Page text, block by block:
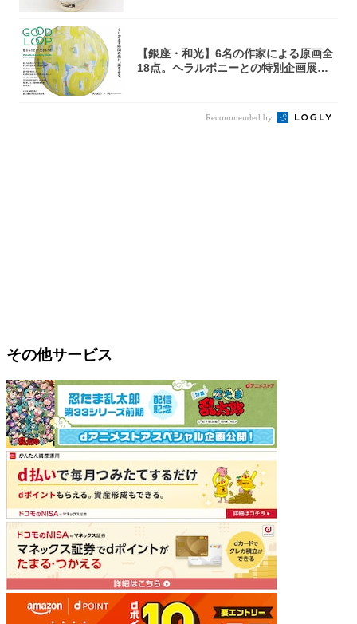
【銀座・和光】6名の作家による原画全
18点。ヘラルボニーとの特別企画展「G
Recommended by
その他サービス